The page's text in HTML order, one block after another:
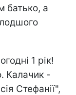
батько, а
1 рік!
Калачик -
Стефанії",